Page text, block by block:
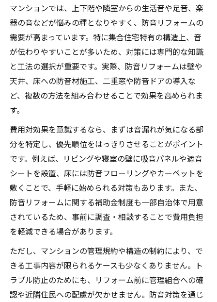
マンションでは、上下階や隣室からの生活音や足音、楽
器の音などが悩みの種となりやすく、防音リフォームの
需要が高まっています。特に集合住宅特有の構造上、音
が伝わりやすいことが多いため、対策には専門的な知識
と工法の選択が重要です。実際、防音リフォームは壁や
天井、床への防音材施工、二重窓や防音ドアの導入な
ど、複数の方法を組み合わせることで効果を高められま
す。
費用対効果を意識するなら、まずは音漏れが気になる部
分を特定し、優先順位をはっきりさせることがポイント
です。例えば、リビングや寝室の壁に吸音パネルや遮音
シートを設置、床には防音フローリングやカーペットを
敷くことで、手軽に始められる対策もあります。また、
防音リフォームに関する補助金制度も一部自治体で用意
されているため、事前に調査・相談することで費用負担
を軽減できる場合があります。
ただし、マンションの管理規約や構造の制約により、で
きる工事内容が限られるケースも少なくありません。ト
ラブル防止のためにも、リフォーム前に管理組合への確
認や近隣住民への配慮が欠かせません。防音対策を通じ